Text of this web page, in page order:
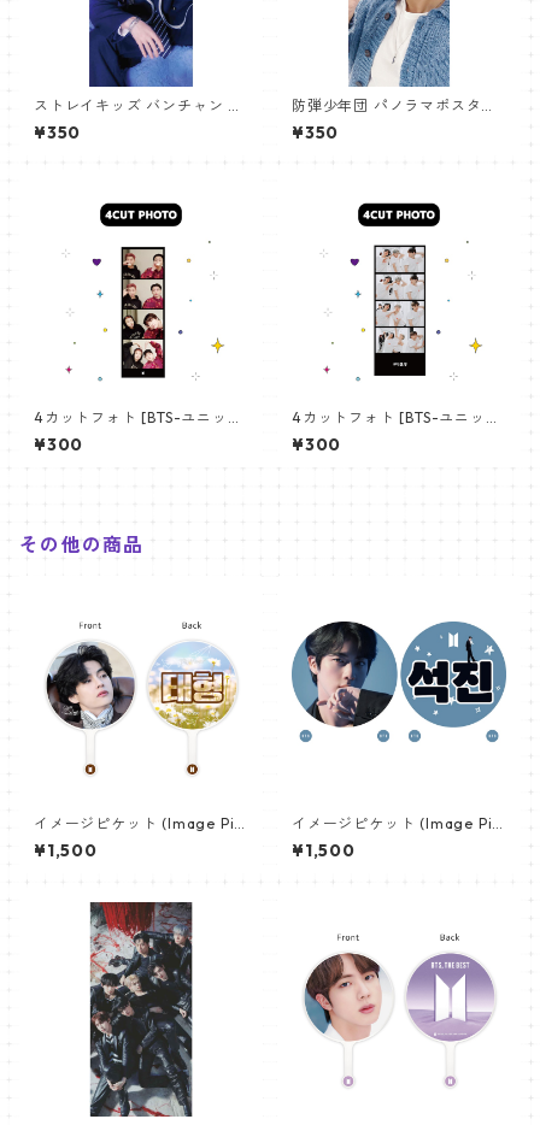
ストレイキッズ バンチャン パ
ノラマポスター (Stray Kids B
angchan Poster) 700*330
¥350
防弾少年団 パノラマポスター
(BTS Poster) 700*330mm
【アールエム RM-14】
¥350
4カットフォト [BTS-ユニット
01] 4CUT PHOTO BTS- UNI
T 01
¥300
4カットフォト [BTS-ユニット
03] 4CUT PHOTO BTS- UNI
T 03
¥300
その他の商品
イメージピケット (Image Pic
ket) うちわ - ヴィ (V_14)
¥1,500
イメージピケット (Image Pic
ket) うちわ - ジン (JIN-16)
¥1,500